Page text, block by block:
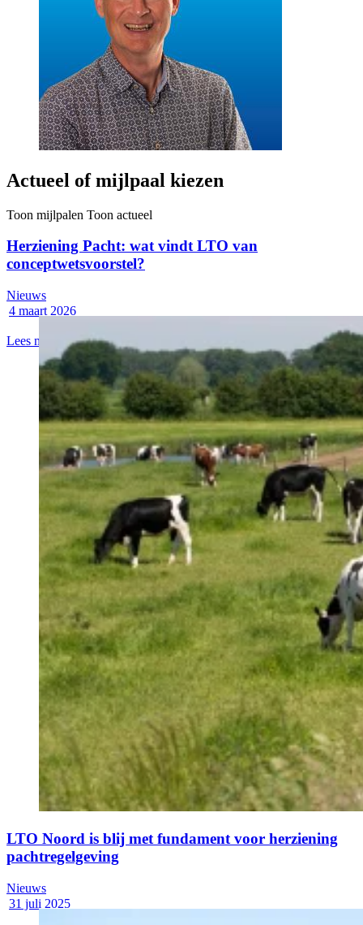
Actueel of mijlpaal kiezen
Toon mijlpalen Toon actueel
Herziening Pacht: wat vindt LTO van
conceptwetsvoorstel?
4 maart 2026
Lees meer
Nieuws
LTO Noord is blij met fundament voor herziening
pachtregelgeving
31 juli 2025
Nieuws